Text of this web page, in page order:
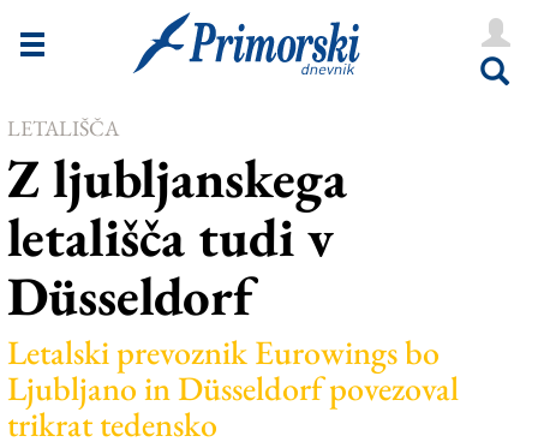
Novice
Goriška
Kultura
Šport
Še
Vreme
V Kioskih
LETALIŠČA
Z ljubljanskega
letališča tudi v
Düsseldorf
Letalski prevoznik Eurowings bo
Ljubljano in Düsseldorf povezoval
trikrat tedensko